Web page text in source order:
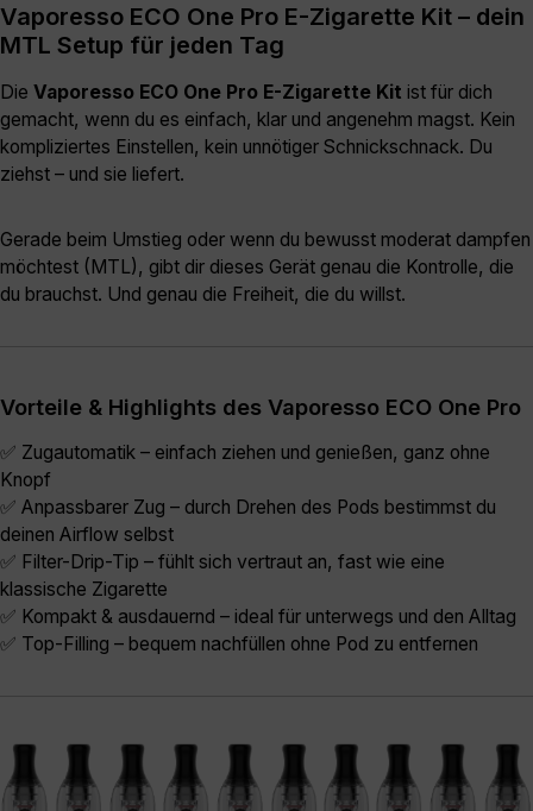
Vaporesso ECO One Pro E-Zigarette Kit – dein
MTL Setup für jeden Tag
Die Vaporesso ECO One Pro E-Zigarette Kit ist für dich
gemacht, wenn du es einfach, klar und angenehm magst. Kein
kompliziertes Einstellen, kein unnötiger Schnickschnack. Du
ziehst – und sie liefert.
Gerade beim Umstieg oder wenn du bewusst moderat dampfen
möchtest (MTL), gibt dir dieses Gerät genau die Kontrolle, die
du brauchst. Und genau die Freiheit, die du willst.
Vorteile & Highlights des Vaporesso ECO One Pro
✅ Zugautomatik – einfach ziehen und genießen, ganz ohne
Knopf
✅ Anpassbarer Zug – durch Drehen des Pods bestimmst du
deinen Airflow selbst
✅ Filter-Drip-Tip – fühlt sich vertraut an, fast wie eine
klassische Zigarette
✅ Kompakt & ausdauernd – ideal für unterwegs und den Alltag
✅ Top-Filling – bequem nachfüllen ohne Pod zu entfernen